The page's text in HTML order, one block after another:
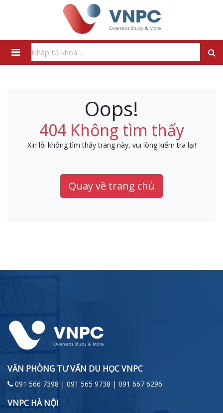
Oops!
404 Không tìm thấy
Xin lỗi không tìm thấy trang này, vui lòng kiểm tra lại!
Quay về trang chủ
VĂN PHÒNG TƯ VẤN DU HỌC VNPC
091 566 7398 | 091 565 9738 | 091 667 6296
VNPC HÀ NỘI